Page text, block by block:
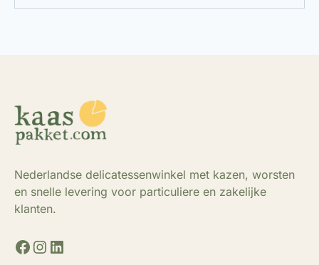
Nederlandse delicatessenwinkel met kazen, worsten
en snelle levering voor particuliere en zakelijke
klanten.
Facebook
Instagram
LinkedIn